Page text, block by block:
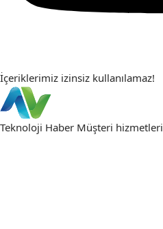
İçeriklerimiz izinsiz kullanılamaz!
Teknoloji Haber Müşteri hizmetleri